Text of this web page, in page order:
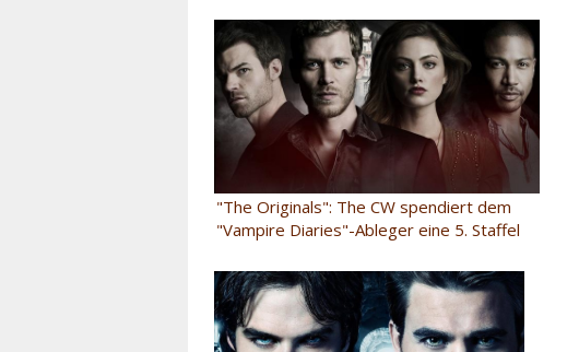
"The Originals": The CW spendiert dem
"Vampire Diaries"-Ableger eine 5. Staffel